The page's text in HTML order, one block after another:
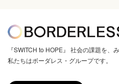
『SWITCH to HOPE』 社会の課題を、
私たちはボーダレス・グループです。